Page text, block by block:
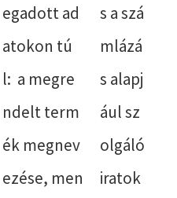
egadott ad
atokon tú
l: a megre
ndelt term
ék megnev
ezése, men
s a szá
mlázá
s alapj
ául sz
olgáló
iratok